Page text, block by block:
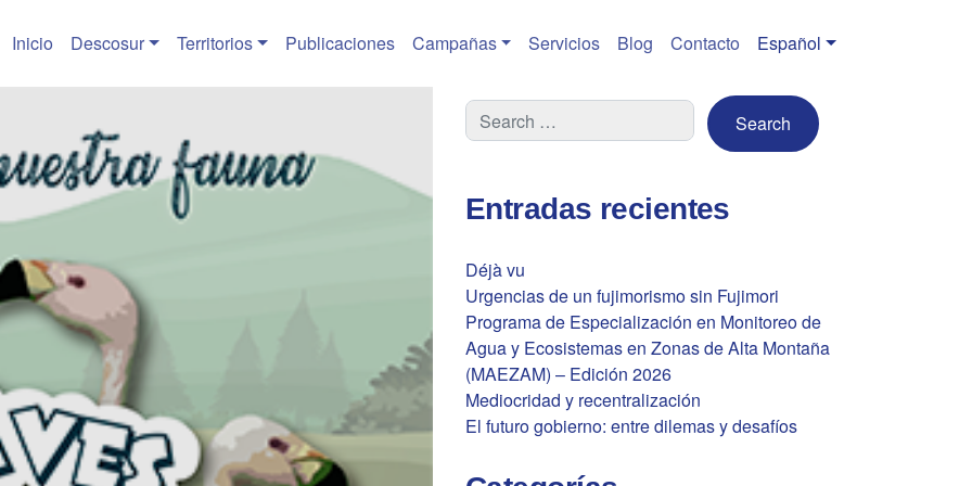
Inicio Descosur Territorios Publicaciones Campañas Servicios Blog Contacto Español
Entradas recientes
Déjà vu
Urgencias de un fujimorismo sin Fujimori
Programa de Especialización en Monitoreo de
Agua y Ecosistemas en Zonas de Alta Montaña
(MAEZAM) – Edición 2026
Mediocridad y recentralización
El futuro gobierno: entre dilemas y desafíos